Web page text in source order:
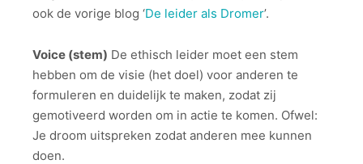
ook de vorige blog ‘De leider als Dromer’.
Voice (stem) De ethisch leider moet een stem
hebben om de visie (het doel) voor anderen te
formuleren en duidelijk te maken, zodat zij
gemotiveerd worden om in actie te komen. Ofwel:
Je droom uitspreken zodat anderen mee kunnen
doen.